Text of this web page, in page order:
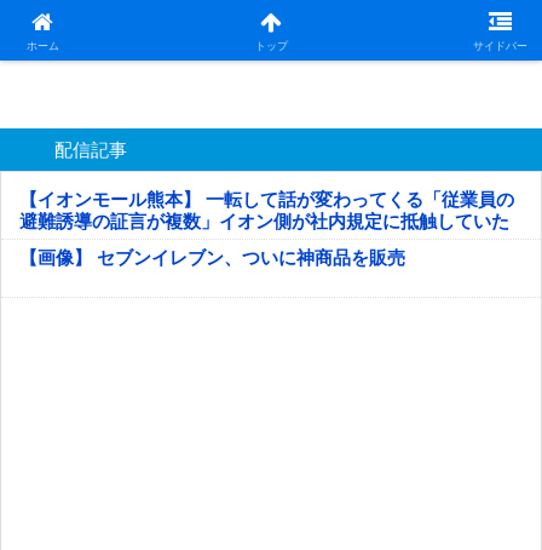
ホーム トップ サイドバー
日本第一！ニュース録
配信記事
【イオンモール熊本】 一転して話が変わってくる「従業員の
避難誘導の証言が複数」イオン側が社内規定に抵触していた
疑い
【画像】 セブンイレブン、ついに神商品を販売